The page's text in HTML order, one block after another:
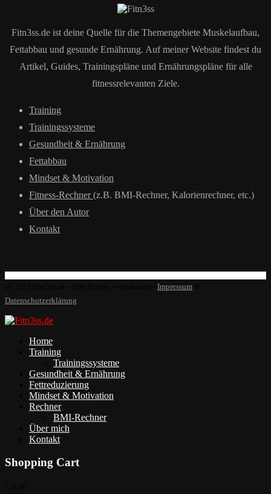
Fitn3ss.de ist deine Quelle für die Themengebiete Muskelaufbau,
Fettabbau und gesunde Ernährung. Auf meiner Website findest du
Artikel, Guides, Trainingspläne und Ernährungspläne für alle
fitnessrelevanten Ziele.
Training
Trainingssysteme
Gesundheit & Ernährung
Fettabbau
Mindset & Motivation
Fitness-Rechner(z.B. BMI-Rechner, Kalorienrechner, etc.)
Über den Autor
Kontakt
Impressum
Datenschutzerklärung
Home
Training
Trainingssysteme
Gesundheit & Ernährung
Fettreduzierung
Mindset & Motivation
Rechner
BMI-Rechner
Über mich
Kontakt
Shopping Cart